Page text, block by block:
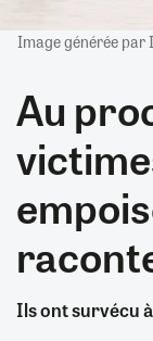
Image générée par
Au
Ils ont survécu